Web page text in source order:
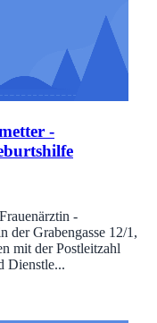
-
-
der Grabengasse 12/1,
mit der Postleitzahl
Dienstle...